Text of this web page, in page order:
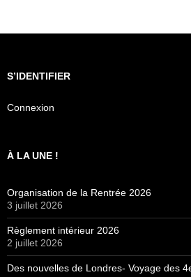
S’IDENTIFIER
Connexion
À LA UNE !
Organisation de la Rentrée 2026
3 juillet 2026
Règlement intérieur 2026
2 juillet 2026
Des nouvelles de Londres- Voyage des